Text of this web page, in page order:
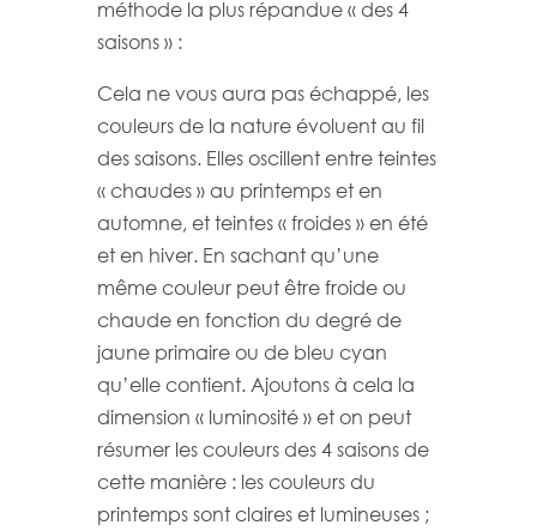
méthode la plus répandue « des 4
saisons » :
Cela ne vous aura pas échappé, les
couleurs de la nature évoluent au fil
des saisons. Elles oscillent entre teintes
« chaudes » au printemps et en
automne, et teintes « froides » en été
et en hiver. En sachant qu’une
même couleur peut être froide ou
chaude en fonction du degré de
jaune primaire ou de bleu cyan
qu’elle contient. Ajoutons à cela la
dimension « luminosité » et on peut
résumer les couleurs des 4 saisons de
cette manière : les couleurs du
printemps sont claires et lumineuses ;